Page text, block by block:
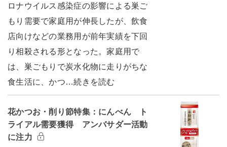
ロナウイルス感染症の影響による巣ご
もり需要で家庭用が伸長したが、飲食
店向けなどの業務用が前年実績を下回
り相殺される形となった。家庭用で
は、巣ごもりで炭水化物に走りがちな
食生活に、かつ…続きを読む
花かつお・削り節特集：にんべん ト
ライアル需要獲得 アンバサダー活動
に注力